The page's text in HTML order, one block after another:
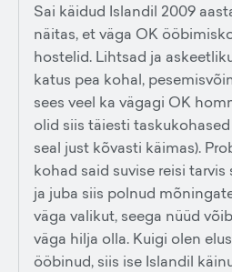
Sai käidud Islandil 2009
näitas, et väga OK
hostelid. Lihtsad ja
katus pea kohal,
sees veel ka vägagi OK
olid siis täiesti
seal just kõvasti käimas).
kohad said suvise reisi
ja juba siis polnud
väga valikut, seega nüüd
väga hilja olla. Kuigi olen
ööbinud, siis ise Islandil